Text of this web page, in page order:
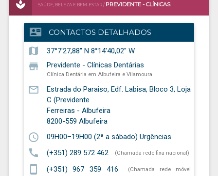
SAÚDE, BELEZA E BEM-ESTAR / PREVIDENTE - CLÍNICAS
contact_mail CONTACTOS DETALHADOS
map 37°7'27,88" N 8°14'40,02" W
store Previdente - Clínicas Dentárias
Clínica Dentária em Albufeira e Vilamoura
mail_outline
Estrada do Paraiso, Edf. Labisa, Bloco 3, Loja
C (Previdente
Ferreiras - Albufeira
8200-559 Albufeira
schedule 09H00–19H00 (2ª a sábado) Urgências
call (+351) 289 572 462 (Chamada rede fixa nacional)
smartphone (+351) 967 359 416
(Chamada rede móvel